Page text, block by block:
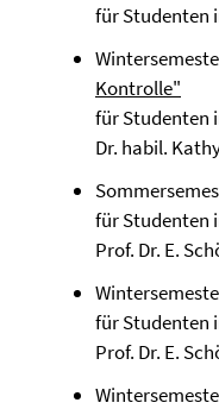
für Studenten
Kontrolle"
für Studenten
Dr. habil.
für Studenten
Prof. Dr. E.
für Studenten
Prof. Dr. E.